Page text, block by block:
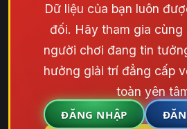
Dữ liệu của bạn luôn
đối. Hãy tham gia
người chơi đang tin
hưởng giải trí đẳng cấp
toàn yên
ĐĂNG NHẬP